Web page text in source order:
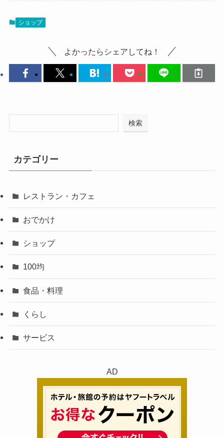
ショップ
よかったらシェアしてね！
検索
カテゴリー
レストラン・カフェ
おでかけ
ショップ
100均
食品・料理
くらし
サービス
AD